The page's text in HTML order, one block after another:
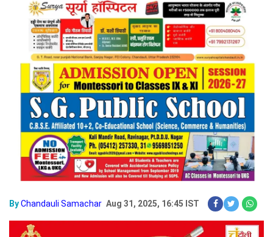
ByChandauli Samachar Aug 31, 2025, 16:45 IST